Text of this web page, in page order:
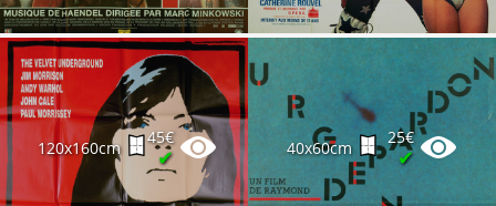
120x160cm
45€
✔ 40x60cm
25€
✔